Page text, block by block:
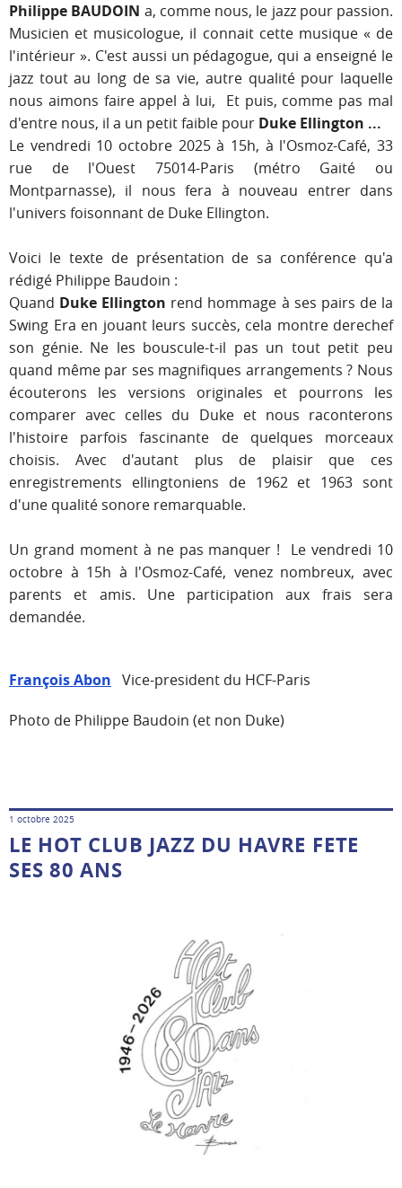
Philippe BAUDOIN a, comme nous, le jazz pour passion.
Musicien et musicologue, il connait cette musique « de
l'intérieur ». C'est aussi un pédagogue, qui a enseigné le
jazz tout au long de sa vie, autre qualité pour laquelle
nous aimons faire appel à lui, Et puis, comme pas mal
d'entre nous, il a un petit faible pour Duke Ellington ...
Le vendredi 10 octobre 2025 à 15h, à l'Osmoz-Café, 33
rue de l'Ouest 75014-Paris (métro Gaité ou
Montparnasse), il nous fera à nouveau entrer dans
l'univers foisonnant de Duke Ellington.
Voici le texte de présentation de sa conférence qu'a
rédigé Philippe Baudoin :
Quand Duke Ellington rend hommage à ses pairs de la
Swing Era en jouant leurs succès, cela montre derechef
son génie. Ne les bouscule-t-il pas un tout petit peu
quand même par ses magnifiques arrangements ? Nous
écouterons les versions originales et pourrons les
comparer avec celles du Duke et nous raconterons
l'histoire parfois fascinante de quelques morceaux
choisis. Avec d'autant plus de plaisir que ces
enregistrements ellingtoniens de 1962 et 1963 sont
d'une qualité sonore remarquable.
Un grand moment à ne pas manquer ! Le vendredi 10
octobre à 15h à l'Osmoz-Café, venez nombreux, avec
parents et amis. Une participation aux frais sera
demandée.
François Abon Vice-president du HCF-Paris
Photo de Philippe Baudoin (et non Duke)
1 octobre 2025
LE HOT CLUB JAZZ DU HAVRE FETE
SES 80 ANS